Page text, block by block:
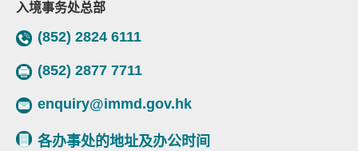
入境事务处总部
(852) 2824 6111
(852) 2877 7711
enquiry@immd.gov.hk
各办事处的地址及办公时间